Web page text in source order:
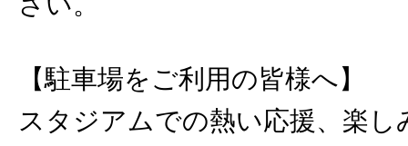
【駐車場をご利用の皆様へ】
スタジアムでの熱い応援、楽し